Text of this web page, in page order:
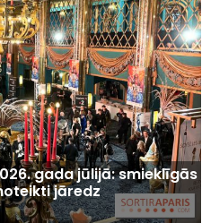
gada jūlijā: smieklīgās
jāredz